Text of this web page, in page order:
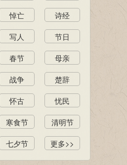
悼亡 诗经
写人 节日
春节 母亲
战争 楚辞
怀古 忧民
寒食节 清明节
七夕节 更多>>